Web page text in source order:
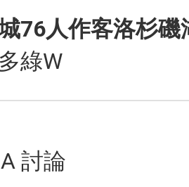
76人作客洛杉磯
綠W
討論